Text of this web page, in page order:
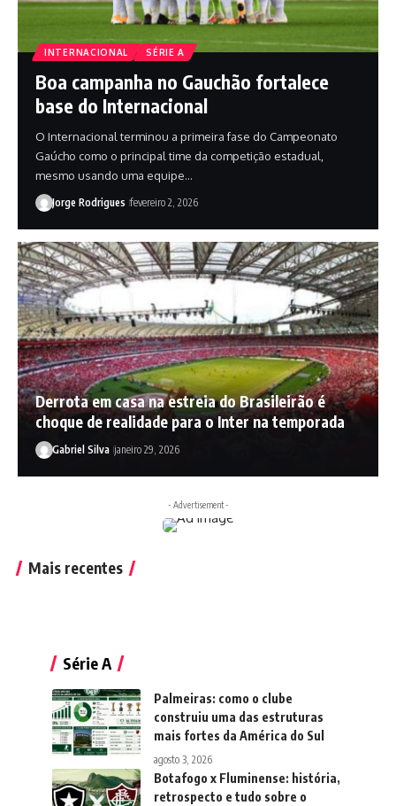
INTERNACIONAL SÉRIE A
Boa campanha no Gauchão fortalece
base do Internacional
O Internacional terminou a primeira fase do Campeonato
Gaúcho como o principal time da competição estadual,
mesmo usando uma equipe…
Jorge Rodrigues fevereiro 2, 2026
Derrota em casa na estreia do Brasileirão é
choque de realidade para o Inter na temporada
Gabriel Silva janeiro 29, 2026
- Advertisement -
Mais recentes
Série A
Palmeiras: como o clube
construiu uma das estruturas
mais fortes da América do Sul
agosto 3, 2026
Botafogo x Fluminense: história,
retrospecto e tudo sobre o